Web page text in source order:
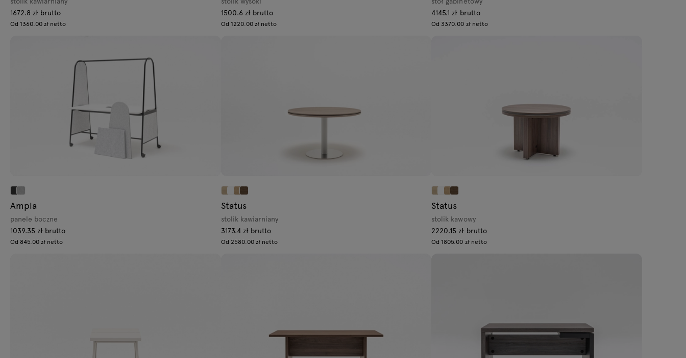
1672.8 zł brutto
Od 1360.00 zł netto
1500.6 zł brutto
Od 1220.00 zł netto
4145.1 zł brutto
Od 3370.00 zł netto
Ampla
panele boczne
1039.35 zł brutto
Od 845.00 zł netto
Status
stolik kawiarniany
3173.4 zł brutto
Od 2580.00 zł netto
Status
stolik kawowy
2220.15 zł brutto
Od 1805.00 zł netto